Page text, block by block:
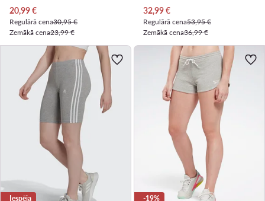
Pašreizējā cena
20,99€
Regulārā cena30,95 €
Zemākā cena23,99 €
Pašreizējā cena
32,99€
Regulārā cena53,95 €
Zemākā cena36,99 €
Iespēja -19%